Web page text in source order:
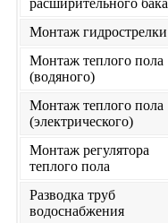
расширительного бака
Монтаж гидрострелки
Монтаж теплого пола
(водяного)
Монтаж теплого пола
(электрического)
Монтаж регулятора
теплого пола
Разводка труб
водоснабжения